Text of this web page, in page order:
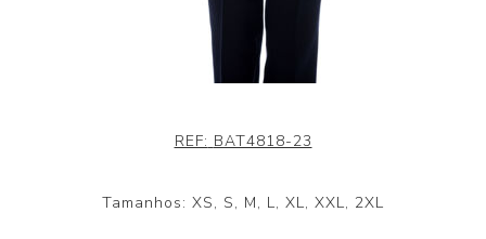
REF: BAT4818-23
Tamanhos: XS, S, M, L, XL, XXL, 2XL